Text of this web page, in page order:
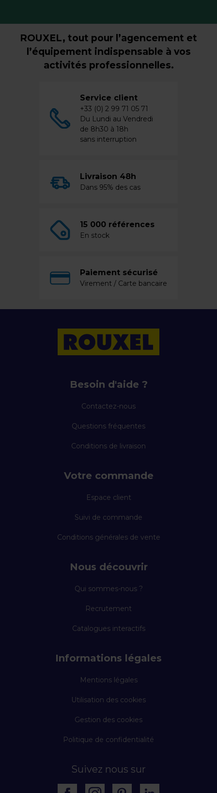
ROUXEL, tout pour l’agencement et
l’équipement indispensable à vos
activités professionnelles.
Service client
+33 (0) 2 99 71 05 71
Du Lundi au Vendredi
de 8h30 à 18h
sans interruption
Livraison 48h
Dans 95% des cas
15 000 références
En stock
Paiement sécurisé
Virement / Carte bancaire
Besoin d'aide ?
Contactez-nous
Questions fréquentes
Conditions de livraison
Votre commande
Espace client
Suivi de commande
Conditions générales de vente
Nous découvrir
Qui sommes-nous ?
Recrutement
Catalogues interactifs
Informations légales
Mentions légales
Utilisation des cookies
Gestion des cookies
Politique de confidentialité
Suivez nous sur